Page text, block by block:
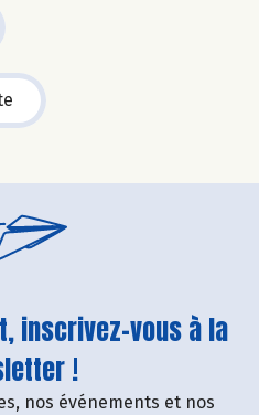
inscrivez-vous à la
!
nos événements et nos